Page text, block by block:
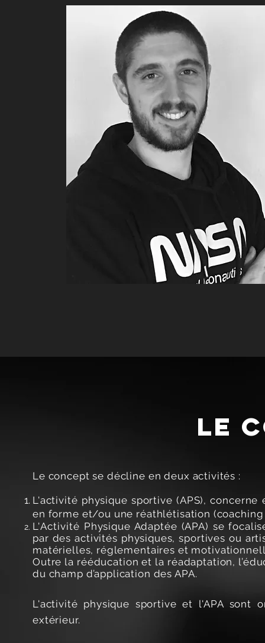
Le
Le concept se décline en deux activités :
L'activité physique sportive (APS),
en forme et/ou une réathlétisation
L'Activité Physique Adaptée (APA) se
par des activités physiques, sportives ou
matérielles, réglementaires et
Outre la rééducation et la réadaptation,
du champ d’application des APA.
L'activité physique sportive et l'APA sont
extérieur.